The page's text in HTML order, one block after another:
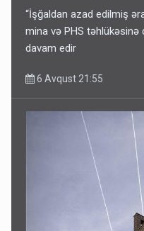
“İşğaldan azad edilmiş
mina və PHS təhlükəsinə
davam edir
6 Avqust 21:55